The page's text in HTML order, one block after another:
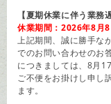
【夏期休業に伴う業務
休業期間：2026年8月
上記期間、誠に勝手な
でのお問い合わせのお
につきましては、8月
ご不便をお掛けし申し
ます。